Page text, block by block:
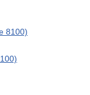
8100)